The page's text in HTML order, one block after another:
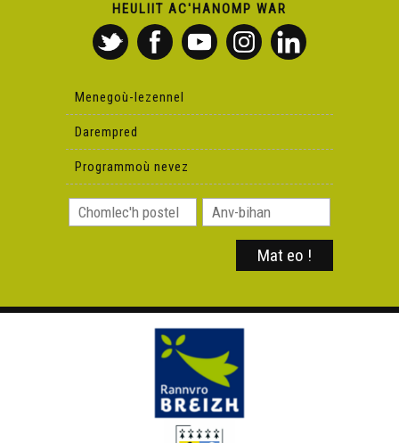
HEULIIT AC'HANOMP WAR
Menegoù-lezennel
Darempred
Programmoù nevez